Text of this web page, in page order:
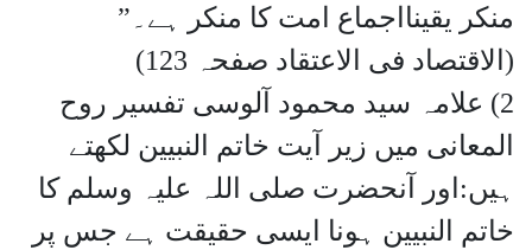
منکر یقینااجماع امت کا منکر ہے۔”
(الاقتصاد فی الاعتقاد صفحہ 123)
2) علامہ سید محمود آلوسی تفسیر روح
المعانی میں زیر آیت خاتم النبیین لکھتے
ہیں:اور آنحضرت صلی اللہ علیہ وسلم کا
خاتم النبیین ہونا ایسی حقیقت ہے جس پر